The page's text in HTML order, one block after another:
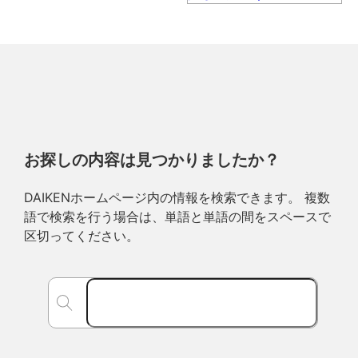
お探しの内容は見つかりましたか？
DAIKENホームページ内の情報を検索できます。 複数
語で検索を行う場合は、単語と単語の間をスペースで
区切ってください。